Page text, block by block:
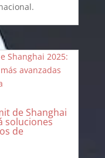
de Shanghai
soluciones
de